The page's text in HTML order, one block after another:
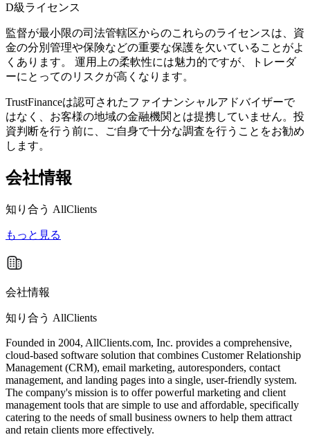
D級ライセンス
監督が最小限の司法管轄区からのこれらのライセンスは、資
金の分別管理や保険などの重要な保護を欠いていることがよ
くあります。 運用上の柔軟性には魅力的ですが、トレーダ
ーにとってのリスクが高くなります。
TrustFinanceは認可されたファイナンシャルアドバイザーで
はなく、お客様の地域の金融機関とは提携していません。投
資判断を行う前に、ご自身で十分な調査を行うことをお勧め
します。
会社情報
知り合う AllClients
もっと見る
会社情報
知り合う AllClients
Founded in 2004, AllClients.com, Inc. provides a comprehensive,
cloud-based software solution that combines Customer Relationship
Management (CRM), email marketing, autoresponders, contact
management, and landing pages into a single, user-friendly system.
The company's mission is to offer powerful marketing and client
management tools that are simple to use and affordable, specifically
catering to the needs of small business owners to help them attract
and retain clients more effectively.